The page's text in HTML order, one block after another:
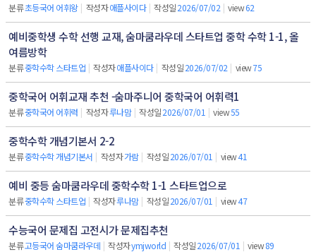
분류초등국어 어휘왕 | 작성자애플사이다 | 작성일2026/07/02 | view62
예비중학생 수학 선행 교재, 숨마쿰라우데 스타트업 중학 수학 1-1, 올
여름방학
분류중학수학 스타트업 | 작성자애플사이다 | 작성일2026/07/02 | view75
중학국어 어휘교재 추천 -숨마주니어 중학국어 어휘력1
분류중학국어 어휘력 | 작성자루나맘 | 작성일2026/07/01 | view55
중학수학 개념기본서 2-2
분류중학수학 개념기본서 | 작성자가람 | 작성일2026/07/01 | view41
예비 중등 숨마쿰라우데 중학수학 1-1 스타트업으로
분류중학수학 스타트업 | 작성자루나맘 | 작성일2026/07/01 | view47
수능국어 문제집 고전시가 문제집추천
분류고등국어 숨마쿰라우데 | 작성자ymjworld | 작성일2026/07/01 | view89